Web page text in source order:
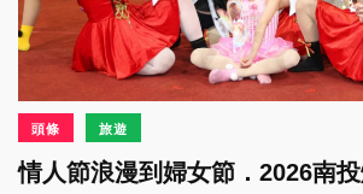
頭條 旅遊
情人節浪漫到婦女節．2026南